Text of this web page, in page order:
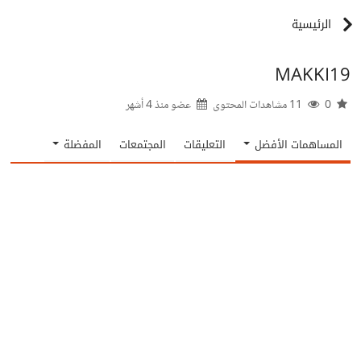
الرئيسية
MAKKI19
عضو منذ4 أشهر
المساهمات الأفضل التعليقات المجتمعات المفضلة